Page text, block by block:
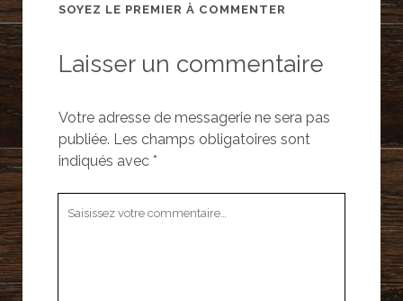
SOYEZ LE PREMIER À COMMENTER
Laisser un commentaire
Votre adresse de messagerie ne sera pas
publiée. Les champs obligatoires sont
indiqués avec *